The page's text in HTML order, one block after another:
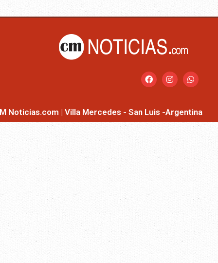
Noticias.com | Villa Mercedes - San Luis -Argentina